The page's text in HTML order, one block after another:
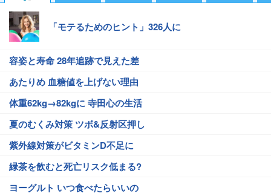
「モテるためのヒント」326人に
容姿と寿命 28年追跡で見えた差
あたりめ 血糖値を上げない理由
体重62kg→82kgに 寺田心の生活
夏のむくみ対策 ツボ&反射区押し
紫外線対策がビタミンD不足に
緑茶を飲むと死亡リスク低まる?
ヨーグルト いつ食べたらいいの